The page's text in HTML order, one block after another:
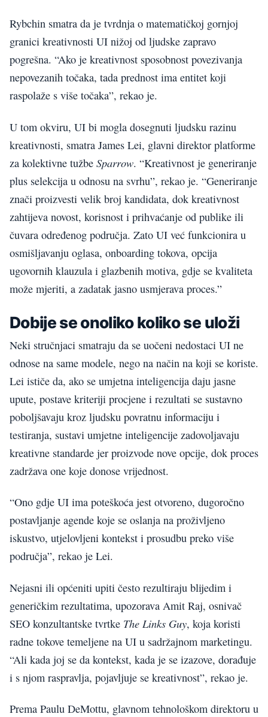
Rybchin smatra da je tvrdnja o matematičkoj gornjoj
granici kreativnosti UI nižoj od ljudske zapravo
pogrešna. “Ako je kreativnost sposobnost povezivanja
nepovezanih točaka, tada prednost ima entitet koji
raspolaže s više točaka”, rekao je.
U tom okviru, UI bi mogla dosegnuti ljudsku razinu
kreativnosti, smatra James Lei, glavni direktor platforme
za kolektivne tužbe Sparrow. “Kreativnost je generiranje
plus selekcija u odnosu na svrhu”, rekao je. “Generiranje
znači proizvesti velik broj kandidata, dok kreativnost
zahtijeva novost, korisnost i prihvaćanje od publike ili
čuvara određenog područja. Zato UI već funkcionira u
osmišljavanju oglasa, onboarding tokova, opcija
ugovornih klauzula i glazbenih motiva, gdje se kvaliteta
može mjeriti, a zadatak jasno usmjerava proces.”
Dobije se onoliko koliko se uloži
Neki stručnjaci smatraju da se uočeni nedostaci UI ne
odnose na same modele, nego na način na koji se koriste.
Lei ističe da, ako se umjetna inteligencija daju jasne
upute, postave kriteriji procjene i rezultati se sustavno
poboljšavaju kroz ljudsku povratnu informaciju i
testiranja, sustavi umjetne inteligencije zadovoljavaju
kreativne standarde jer proizvode nove opcije, dok proces
zadržava one koje donose vrijednost.
“Ono gdje UI ima poteškoća jest otvoreno, dugoročno
postavljanje agende koje se oslanja na proživljeno
iskustvo, utjelovljeni kontekst i prosudbu preko više
područja”, rekao je Lei.
Nejasni ili općeniti upiti često rezultiraju blijedim i
generičkim rezultatima, upozorava Amit Raj, osnivač
SEO konzultantske tvrtke The Links Guy, koja koristi
radne tokove temeljene na UI u sadržajnom marketingu.
“Ali kada joj se da kontekst, kada je se izazove, dorađuje
i s njom raspravlja, pojavljuje se kreativnost”, rekao je.
Prema Paulu DeMottu, glavnom tehnološkom direktoru u